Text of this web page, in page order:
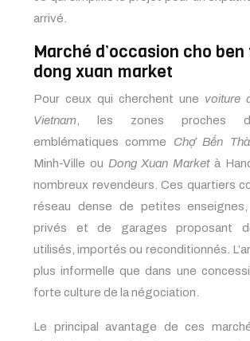
arrivé.
Marché d’occasion cho
dong xuan market
Pour ceux qui cherchent une voiture
Vietnam , les zones proches
emblématiques comme Chợ Bến
Minh-Ville ou Dong Xuan Marketà
nombreux revendeurs. Ces quartiers
réseau dense de petites
privés et de garages proposant
utilisés, importés ou reconditionnés.
plus informelle que dans une
forte culture de la négociation.
Le principal avantage de ces